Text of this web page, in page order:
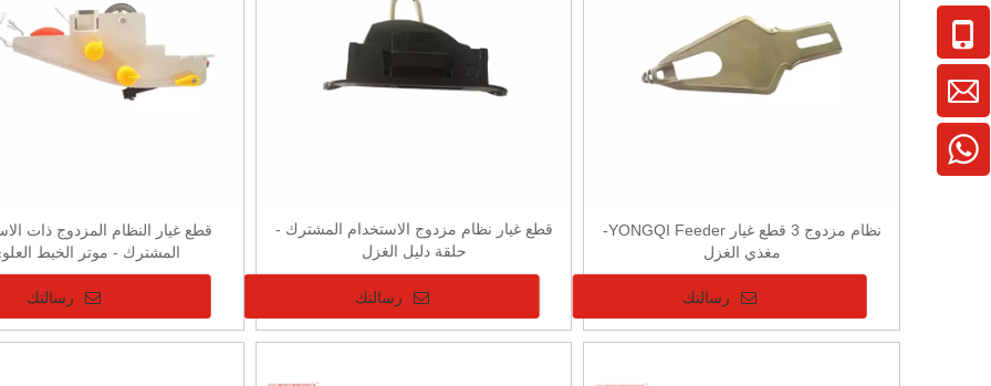
نظام مزدوج 3 قطع غيار YONGQI Feeder-
مغذي الغزل
رسالتك
قطع غيار نظام مزدوج الاستخدام المشترك -
حلقة دليل الغزل
رسالتك
قطع غيار النظام المزدوج ذات
المشترك - موتر الخيط
رسالتك